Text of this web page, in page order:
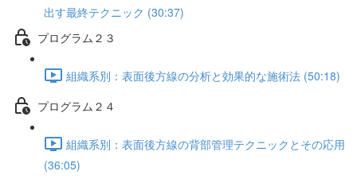
出す最終テクニック (30:37)
プログラム２３
組織系別：表面後方線の分析と効果的な施術法 (50:18)
プログラム２４
組織系別：表面後方線の背部管理テクニックとその応用
(36:05)